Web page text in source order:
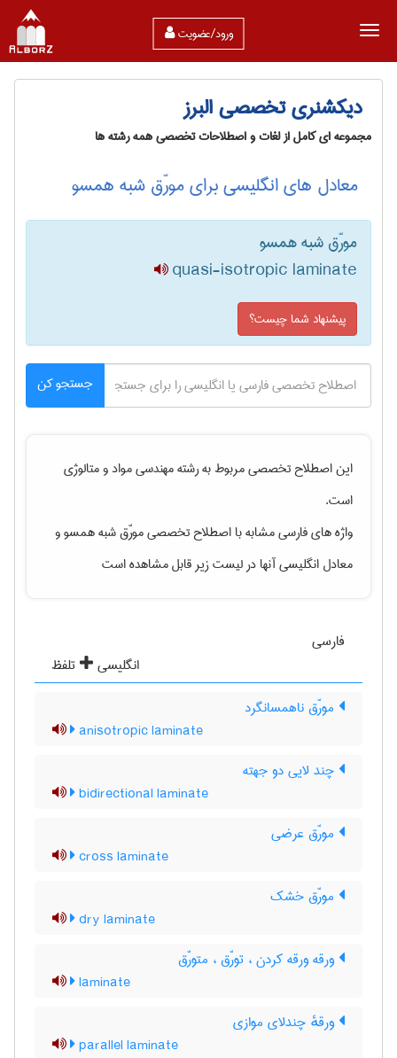
ورود/عضویت
دیکشنری تخصصی البرز
مجموعه ای کامل از لغات و اصطلاحات تخصصی همه رشته ها
معادل های انگلیسی برای مورّق شبه همسو
مورّق شبه همسو
quasi-isotropic laminate
پیشنهاد شما چیست؟
جستجو کن
این اصطلاح تخصصی مربوط به رشتهمهندسی مواد و متالوژی
است.
واژه های فارسی مشابه با اصطلاح تخصصیمورّق شبه همسوو
معادل انگلیسی آنها در لیست زیر قابل مشاهده است
فارسی
انگلیسی
تلفظ
مورّق ناهمسانگرد
anisotropic laminate
چند لایی دو جهته
bidirectional laminate
مورّق عرضی
cross laminate
مورّق خشک
dry laminate
ورقه ورقه کردن ، تورّق ، متورّق
laminate
ورقهٔ چندلای موازی
parallel laminate